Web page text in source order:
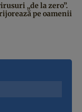
„de la zero”.
pe oamenii